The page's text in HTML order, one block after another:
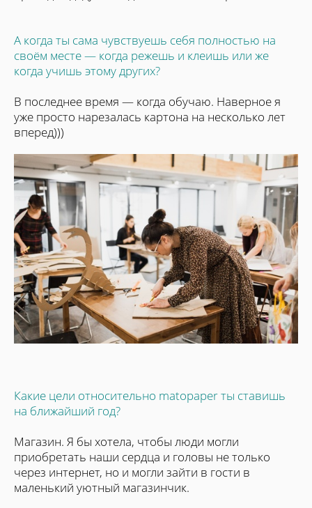
А когда ты сама чувствуешь себя полностью на
своём месте — когда режешь и клеишь или же
когда учишь этому других?
В последнее время — когда обучаю. Наверное я
уже просто нарезалась картона на несколько лет
вперед)))
Какие цели относительно matopaper ты ставишь
на ближайший год?
Магазин. Я бы хотела, чтобы люди могли
приобретать наши сердца и головы не только
через интернет, но и могли зайти в гости в
маленький уютный магазинчик.